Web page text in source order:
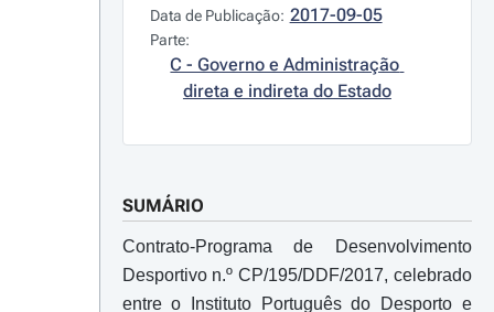
Data de Publicação: 2017-09-05
Parte:
C - Governo e Administração
direta e indireta do Estado
SUMÁRIO
Contrato-Programa de Desenvolvimento
Desportivo n.º CP/195/DDF/2017, celebrado
entre o Instituto Português do Desporto e